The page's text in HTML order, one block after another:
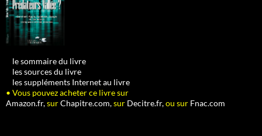
le sommaire du livre
les sources du livre
les suppléments Internet au livre
• Vous pouvez acheter ce livre sur
Amazon.fr,surChapitre.com,sur Decitre.fr,ou sur Fnac.com